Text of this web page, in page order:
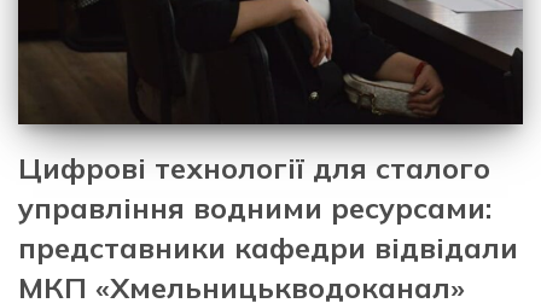
Цифрові технології для сталого
управління водними ресурсами:
представники кафедри відвідали
МКП «Хмельницькводоканал»